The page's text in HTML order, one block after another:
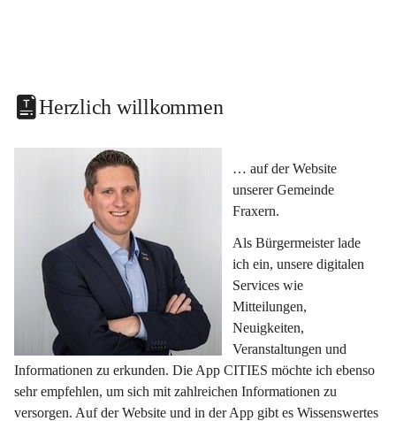
Herzlich willkommen
… auf der Website
unserer Gemeinde
Fraxern.
Als Bürgermeister lade
ich ein, unsere digitalen
Services wie
Mitteilungen,
Neuigkeiten,
Veranstaltungen und
Informationen zu erkunden. Die App CITIES möchte ich ebenso
sehr empfehlen, um sich mit zahlreichen Informationen zu
versorgen. Auf der Website und in der App gibt es Wissenswertes